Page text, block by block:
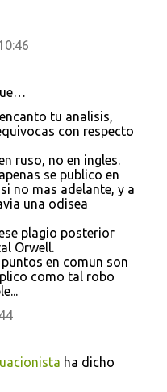
tu analisis,
con respecto
ruso, no en ingles.
se publico en
no mas adelante, y a
una odisea
plagio posterior
Orwell.
en comun son
como tal robo
ha dicho